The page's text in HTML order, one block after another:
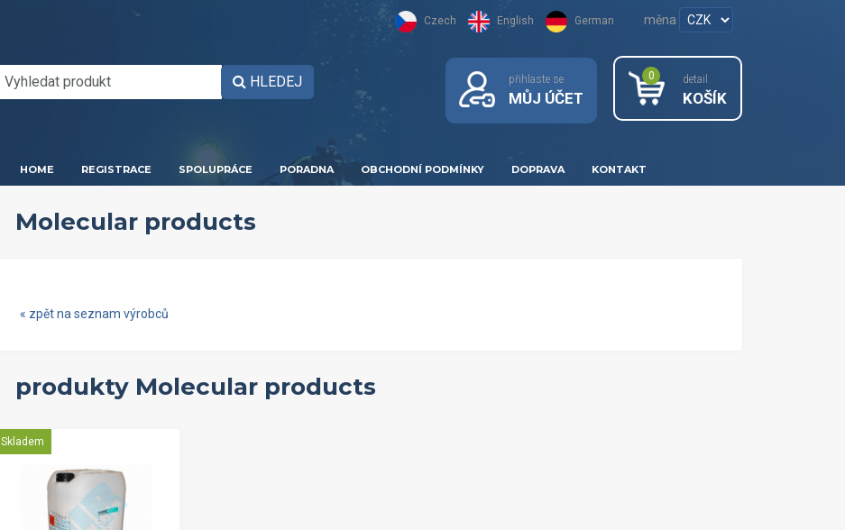
Czech English German měna
HLEDEJ přihlaste se
MŮJ ÚČET
0 detail
KOŠÍK
HOME REGISTRACE SPOLUPRÁCE PORADNA OBCHODNÍ PODMÍNKY DOPRAVA KONTAKT
Molecular products
« zpět na seznam výrobců
produkty Molecular products
Skladem